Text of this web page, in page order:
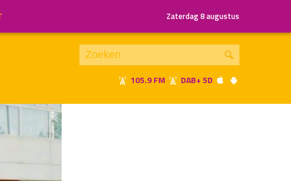
Zaterdag 8 augustus
105.9 FM DAB+ 5D